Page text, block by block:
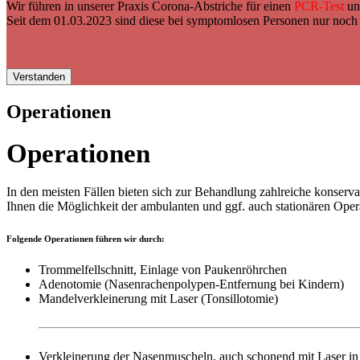
Wir führen in unserer Praxis Corona-Abstriche für einen PCR-Test
Seit dem 01.03.2023 sind diese bei symptomlosen Personen nur
Verstanden
Operationen
Operationen
In den meisten Fällen bieten sich zur Behandlung zahlreiche
Ihnen die Möglichkeit der ambulanten und ggf. auch stationären
Folgende Operationen führen wir durch:
Trommelfellschnitt, Einlage von Paukenröhrchen
Adenotomie (Nasenrachenpolypen-Entfernung bei Kindern)
Mandelverkleinerung mit Laser (Tonsillotomie)
Verkleinerung der Nasenmuscheln, auch schonend mit Laser